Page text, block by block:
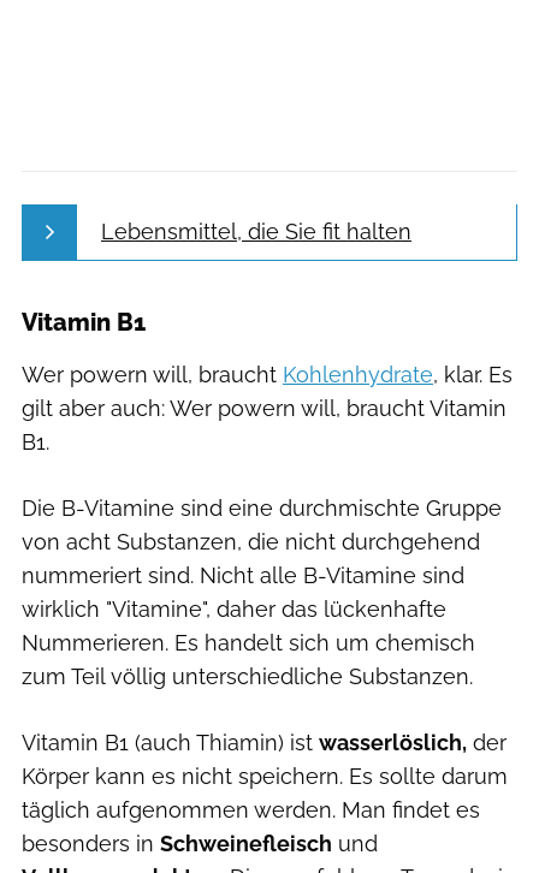
Lebensmittel, die Sie fit halten
Vitamin B1
Wer powern will, braucht Kohlenhydrate, klar. Es
gilt aber auch: Wer powern will, braucht Vitamin
B1.
Die B-Vitamine sind eine durchmischte Gruppe
von acht Substanzen, die nicht durchgehend
nummeriert sind. Nicht alle B-Vitamine sind
wirklich "Vitamine", daher das lückenhafte
Nummerieren. Es handelt sich um chemisch
zum Teil völlig unterschiedliche Substanzen.
Vitamin B1 (auch Thiamin) ist wasserlöslich, der
Körper kann es nicht speichern. Es sollte darum
täglich aufgenommen werden. Man findet es
besonders in Schweinefleisch und